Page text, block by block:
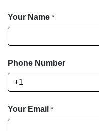
Your Name *
Phone Number
Your Email *